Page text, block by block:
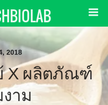
2018
X ผลิตภัณฑ์
าม